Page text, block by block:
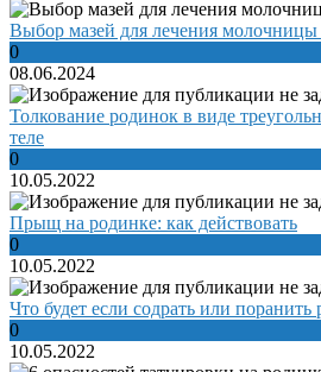
Выбор мазей для лечения
0
08.06.2024
Толкование родинок в виде
теле
0
10.05.2022
Прыщ на родинке: как действовать
0
10.05.2022
Что будет если содрать или поранить
0
10.05.2022